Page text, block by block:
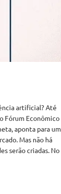
artificial? Até
Fórum Econômico
aponta para um
Mas não há
serão criadas. No